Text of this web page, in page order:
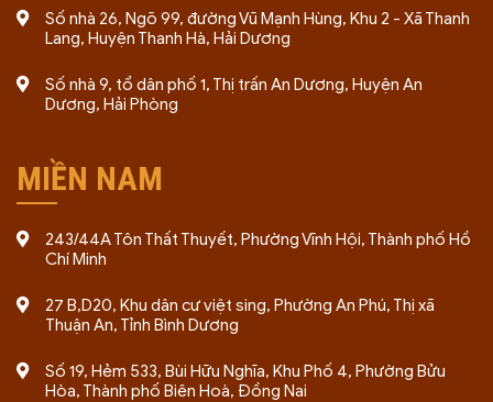
Số nhà 26, Ngõ 99, đường Vũ Mạnh Hùng, Khu 2 - Xã Thanh
Lang, Huyện Thanh Hà, Hải Dương
Số nhà 9, tổ dân phố 1, Thị trấn An Dương, Huyện An
Dương, Hải Phòng
MIỀN NAM
243/44A Tôn Thất Thuyết, Phường Vĩnh Hội, Thành phố Hồ
Chí Minh
27 B,D20, Khu dân cư việt sing, Phường An Phú, Thị xã
Thuận An, Tỉnh Bình Dương
Số 19, Hẻm 533, Bùi Hữu Nghĩa, Khu Phố 4, Phường Bửu
Hòa, Thành phố Biên Hoà, Đồng Nai